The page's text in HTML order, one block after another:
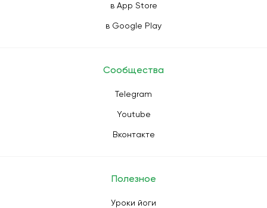
в App Store
в Google Play
Сообщества
Telegram
Youtube
Вконтакте
Полезное
Уроки йоги